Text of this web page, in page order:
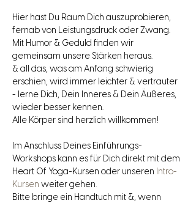
Hier hast Du Raum Dich auszuprobieren,
fernab von Leistungsdruck oder Zwang.
Mit Humor & Geduld finden wir
gemeinsam unsere Stärken heraus.
& all das, was am Anfang schwierig
erschien, wird immer leichter & vertrauter
- lerne Dich, Dein Inneres & Dein Äußeres,
wieder besser kennen.
Alle Körper sind herzlich willkommen!
Im Anschluss Deines Einführungs-
Workshops kann es für Dich direkt mit dem
Heart Of Yoga-Kursen oder unseren Intro-
Kursen weiter gehen.
Bitte bringe ein Handtuch mit &, wenn